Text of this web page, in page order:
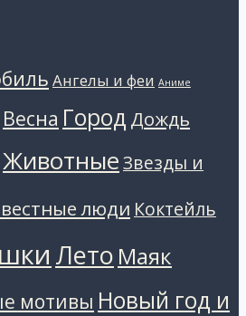
Ангелы и феи Аниме
Весна Город Дождь
ЖивотныеЗвезды и
люди Коктейль
Лето Маяк
мотивы Новый год и